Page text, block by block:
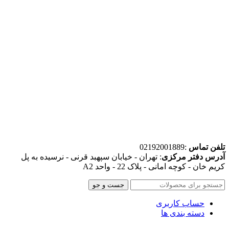
تلفن تماس :02192001889
آدرس دفتر مرکزی: تهران - خیابان سپهبد قرنی - نرسیده به پل
کریم خان - کوچه امانی - پلاک 22 - واحد A2
جست و جو
حساب کاربری
دسته بندی ها